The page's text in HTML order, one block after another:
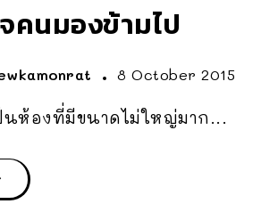
คนมองข้ามไป
8 October 2015
นห้องที่มีขนาดไม่ใหญ่มาก...